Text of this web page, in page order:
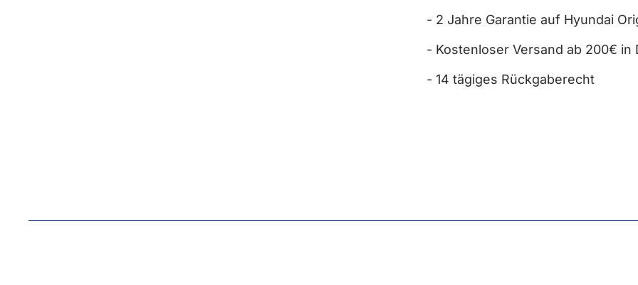
- 2 Jahre Garantie auf Hyundai
- Kostenloser Versand ab 200€
- 14 tägiges Rückgaberecht